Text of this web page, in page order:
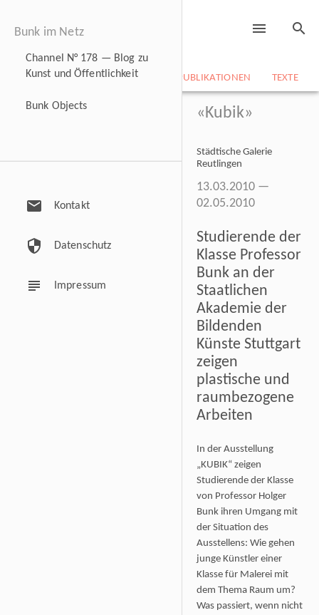
NEWS BILDARCHIV PUBLIKATIONEN TEXTE
menu search
Bunk im Netz
Channel N° 178 — Blog zu
Kunst und Öffentlichkeit
Bunk Objects
mail Kontakt
security Datenschutz
subject Impressum
«Kubik»
Städtische Galerie
Reutlingen
13.03.2010 —
02.05.2010
Studierende der
Klasse Professor
Bunk an der
Staatlichen
Akademie der
Bildenden
Künste Stuttgart
zeigen
plastische und
raumbezogene
Arbeiten
In der Ausstellung
„KUBIK“ zeigen
Studierende der Klasse
von Professor Holger
Bunk ihren Umgang mit
der Situation des
Ausstellens: Wie gehen
junge Künstler einer
Klasse für Malerei mit
dem Thema Raum um?
Was passiert, wenn nicht